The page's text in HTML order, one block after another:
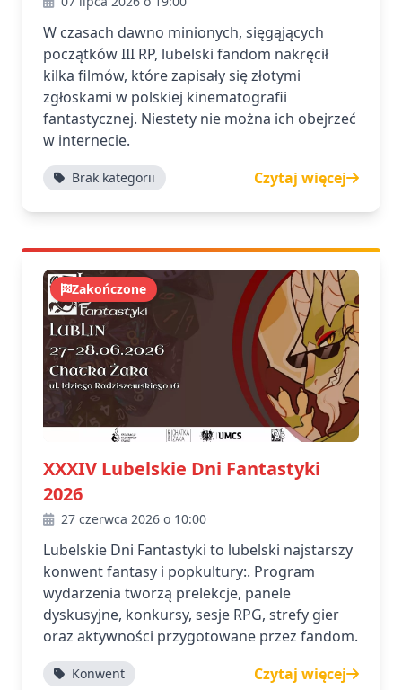
W czasach dawno minionych, sięgąjących
początków III RP, lubelski fandom nakręcił
kilka filmów, które zapisały się złotymi
zgłoskami w polskiej kinematografii
fantastycznej. Niestety nie można ich obejrzeć
w internecie.
Brak kategorii Czytaj więcej
Zakończone
XXXIV Lubelskie Dni Fantastyki
2026
27 czerwca 2026 o 10:00
Lubelskie Dni Fantastyki to lubelski najstarszy
konwent fantasy i popkultury:. Program
wydarzenia tworzą prelekcje, panele
dyskusyjne, konkursy, sesje RPG, strefy gier
oraz aktywności przygotowane przez fandom.
Konwent Czytaj więcej